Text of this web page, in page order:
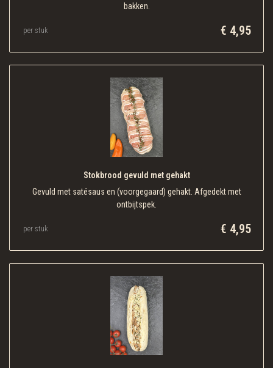
bakken.
€ 4,95
per stuk
Stokbrood gevuld met gehakt
Gevuld met satésaus en (voorgegaard) gehakt. Afgedekt met
ontbijtspek.
€ 4,95
per stuk